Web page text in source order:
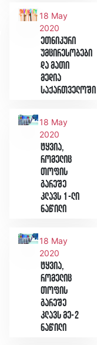
18 May
2020
ეთნიკური
უმცირესობები
და მათი
მედია
საქართველოში
18 May
2020
ტყვია,
რომელიც
თოფის
გარეშე
კლავს 1-ლი
ნაწილი
18 May
2020
ტყვია,
რომელიც
თოფის
გარეშე
კლავს მე-2
ნაწილი